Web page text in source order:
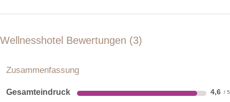
Wellnesshotel Bewertungen 3
Zusammenfassung
Gesamteindruck 4,6